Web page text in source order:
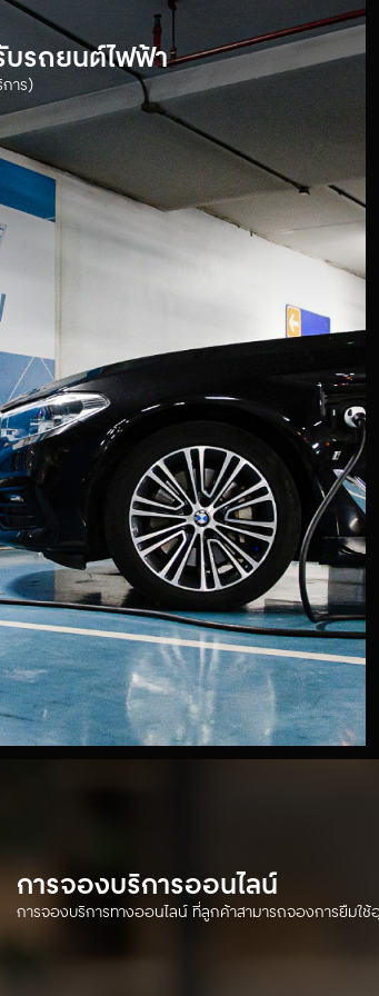
บรถยนต์ไฟฟ้า
าร)
การจองบริการออนไลน์
การจองบริการทางออนไลน์ ที่ลูกค้าสามารถจองการยืมใ